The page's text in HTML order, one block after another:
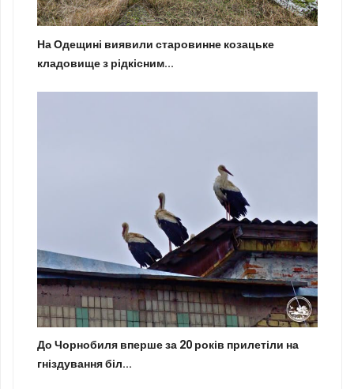
На Одещині виявили старовинне козацьке
кладовище з рідкісним...
До Чорнобиля вперше за 20 років прилетіли на
гніздування біл...